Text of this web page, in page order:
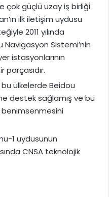
çok güçlü uzay iş birliği
ilk iletişim uydusu
2011 yılında
Navigasyon Sistemi’nin
istasyonlarının
parçasıdır.
bu ülkelerde Beidou
destek sağlamış ve bu
1 uydusunun
CNSA teknolojik